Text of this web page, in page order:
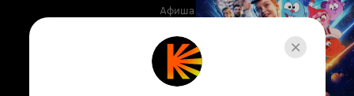
Афиша
Музыка
Телепрограмма